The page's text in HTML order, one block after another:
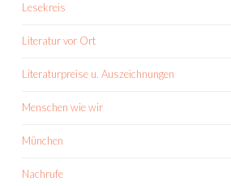
Lesekreis
Literatur vor Ort
Literaturpreise u. Auszeichnungen
Menschen wie wir
München
Nachrufe